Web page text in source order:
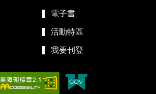
電子書
活動特區
我要刊登